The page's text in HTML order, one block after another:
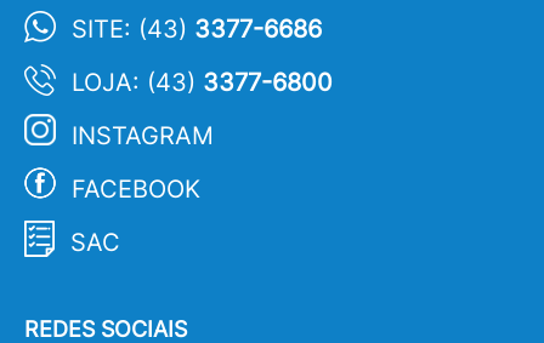
SITE: (43) 3377-6686
LOJA: (43) 3377-6800
INSTAGRAM
FACEBOOK
SAC
REDES SOCIAIS